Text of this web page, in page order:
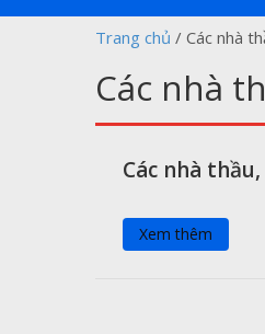
Trang chủ / Các nhà
Các nhà
Các nhà
Xem thêm